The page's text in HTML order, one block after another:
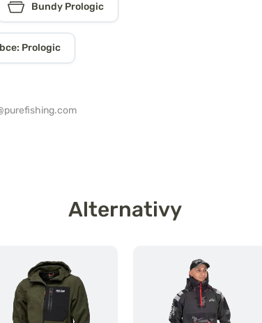
Bundy Prologic
Prologic
Alternativy